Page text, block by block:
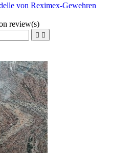
von Reximex-Gewehren
review(s)
 